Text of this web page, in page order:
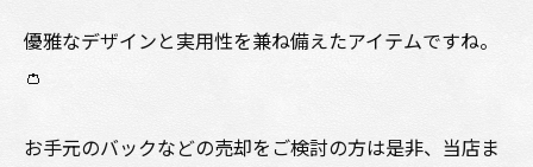
優雅なデザインと実用性を兼ね備えたアイテムですね。
👛
お手元のバックなどの売却をご検討の方は是非、当店ま